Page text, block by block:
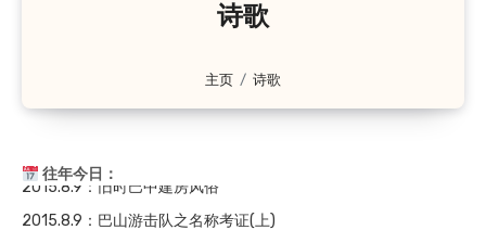
诗歌
主页 诗歌
往年今日：
：旧时流传于通江的民歌——袱包儿
：旧时通江山区谚语——丰稔（rěn）歌
2015.8.9：雷辅天墓园
2015.8.9：巴山游击队之名称考证(上)
2019.8.9 ：友谊水库